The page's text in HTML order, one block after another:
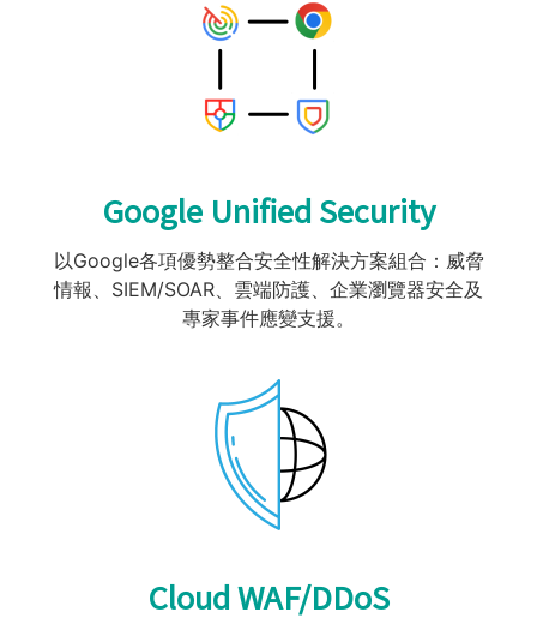
Google Unified Security
以Google各項優勢整合安全性解決方案組合：威脅
情報、SIEM/SOAR、雲端防護、企業瀏覽器安全及
專家事件應變支援。
Cloud WAF/DDoS​